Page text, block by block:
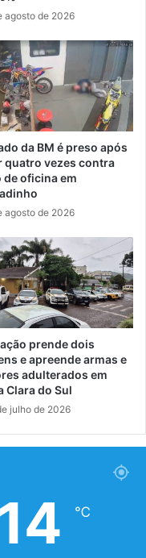
agosto de 2026
da BM é preso após
quatro vezes contra
de oficina em
agosto de 2026
prende dois
e apreende armas e
adulterados em
Clara do Sul
julho de 2026
14 ℃